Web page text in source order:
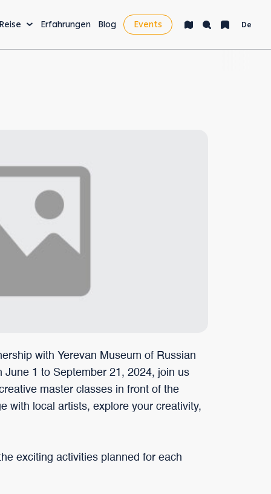
Gesundheit & Wellness
Digital Nomads &
Wirtschaft
Erfahrungen Blog Events De
with Yerevan Museum of Russian
1 to September 21, 2024, join us
master classes in front of the
with local artists, explore your creativity,
exciting activities planned for each